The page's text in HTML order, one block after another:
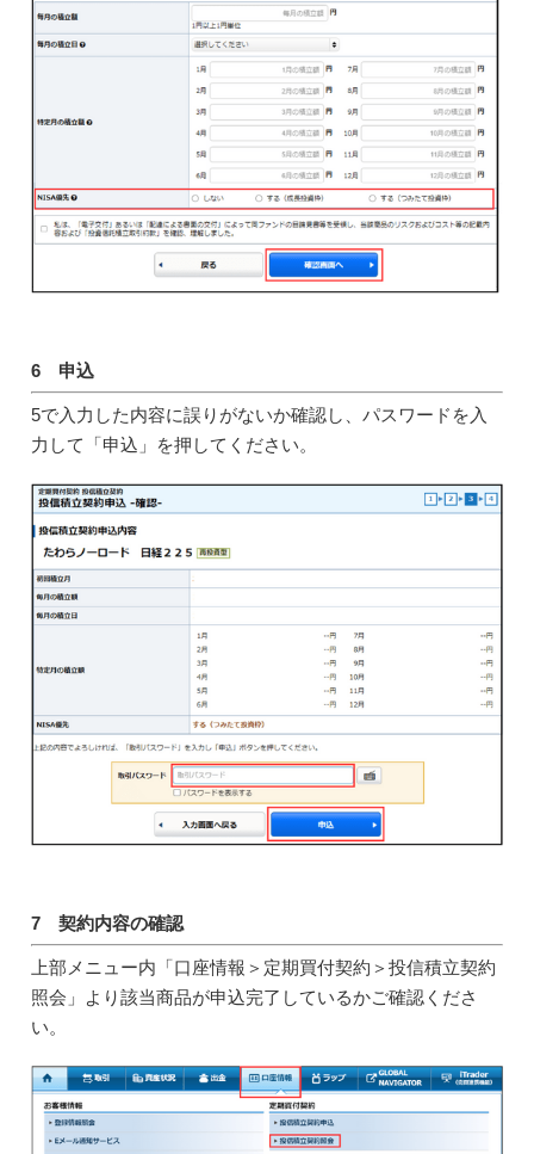
6 申込
5で入力した内容に誤りがないか確認し、パスワードを入
力して「申込」を押してください。
7 契約内容の確認
上部メニュー内「口座情報＞定期買付契約＞投信積立契約
照会」より該当商品が申込完了しているかご確認くださ
い。